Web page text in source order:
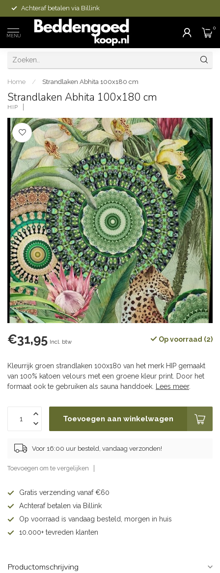
Achteraf betalen via Billink
MENU
0
Home / Strandlaken Abhita 100x180 cm
Strandlaken Abhita 100x180 cm
HIP
€31,95 Incl. btw Op voorraad (2)
Kleurrijk groen strandlaken 100x180 van het merk HIP gemaakt
van 100% katoen velours met een groene kleur print. Door het
formaat ook te gebruiken als sauna handdoek.
Lees meer.
Toevoegen aan winkelwagen
Voor 16:00 uur besteld, vandaag verzonden!
Toevoegen om te vergelijken
Gratis verzending vanaf €60
Achteraf betalen via Billink
Op voorraad is vandaag besteld, morgen in huis
10.000+ tevreden klanten
Productomschrijving